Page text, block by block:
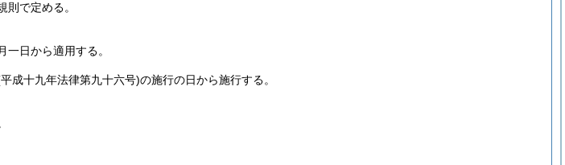
則で定める。
日から適用する。
成十九年法律第九十六号)の施行の日から施行する。